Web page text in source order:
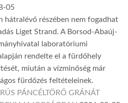
05
hátralévő részében nem fogadhat
Liget Strand. A Borsod-Abaúj-
laboratóriumi
rendelte el a fürdőhely
miután a vízminőség már
fürdőzés feltételeinek.
PÁNCÉLTÖRŐ GRÁNÁT